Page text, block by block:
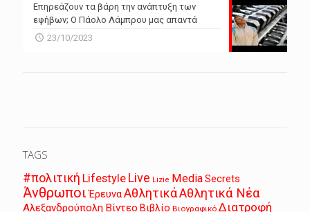
Επηρεάζουν τα βάρη την ανάπτυξη των
εφήβων; Ο Πάολο Λάμπρου μας απαντά
23/10/2023
TAGS
#πολιτική Lifestyle Live Lizie MediaSecrets
Άνθρωποι ΈρευναΑθλητικάΑθλητικά Νέα
Αλεξανδρούπολη Βίντεο Βιβλίο Βιογραφικό Διατροφή